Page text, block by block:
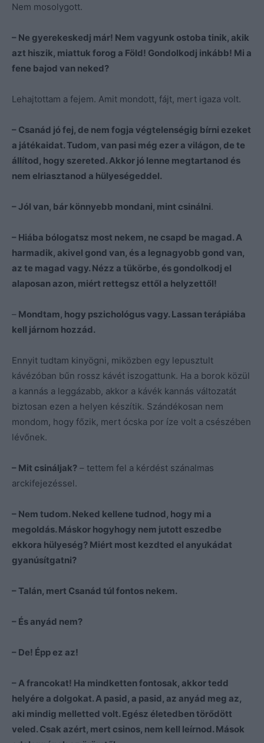
Nem mosolygott.
– Ne gyerekeskedj már! Nem vagyunk ostoba tinik, akik
azt hiszik, miattuk forog a Föld! Gondolkodj inkább! Mi a
fene bajod van neked?
Lehajtottam a fejem. Amit mondott, fájt, mert igaza volt.
– Csanád jó fej, de nem fogja végtelenségig bírni ezeket
a játékaidat. Tudom, van pasi még ezer a világon, de te
állítod, hogy szereted. Akkor jó lenne megtartanod és
nem elriasztanod a hülyeségeddel.
– Jól van, bár könnyebb mondani, mint csinálni.
– Hiába bólogatsz most nekem, ne csapd be magad. A
harmadik, akivel gond van, és a legnagyobb gond van,
az te magad vagy. Nézz a tükörbe, és gondolkodj el
alaposan azon, miért rettegsz ettől a helyzettől!
– Mondtam, hogy pszichológus vagy. Lassan terápiába
kell járnom hozzád.
Ennyit tudtam kinyögni, miközben egy lepusztult
kávézóban bűn rossz kávét iszogattunk. Ha a borok közül
a kannás a leggázabb, akkor a kávék kannás változatát
biztosan ezen a helyen készítik. Szándékosan nem
mondom, hogy főzik, mert ócska por íze volt a csészében
lévőnek.
– Mit csináljak? – tettem fel a kérdést szánalmas
arckifejezéssel.
– Nem tudom. Neked kellene tudnod, hogy mi a
megoldás. Máskor hogyhogy nem jutott eszedbe
ekkora hülyeség? Miért most kezdted el anyukádat
gyanúsítgatni?
– Talán, mert Csanád túl fontos nekem.
– És anyád nem?
– De! Épp ez az!
– A francokat! Ha mindketten fontosak, akkor tedd
helyére a dolgokat. A pasid, a pasid, az anyád meg az,
aki mindig melletted volt. Egész életedben törődött
veled. Csak azért, mert csinos, nem kell leírnod. Mások